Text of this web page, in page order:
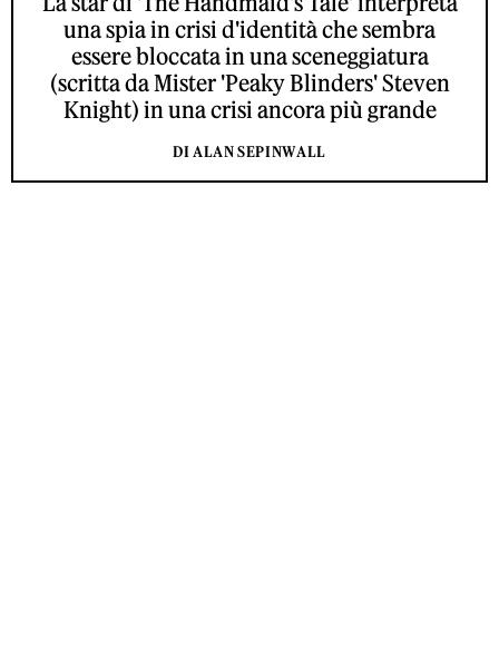
una spia in crisi d'identità che sembra
essere bloccata in una sceneggiatura
(scritta da Mister 'Peaky Blinders' Steven
Knight) in una crisi ancora più grande
DI ALAN SEPINWALL